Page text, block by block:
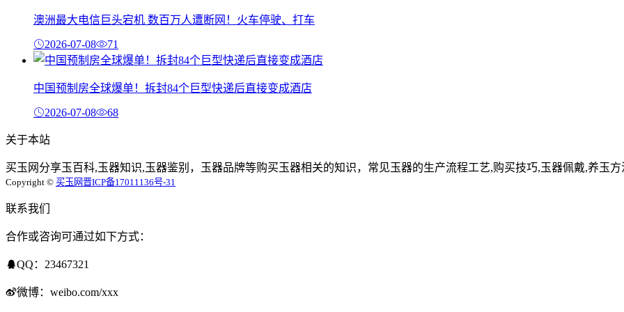
澳洲最大电信巨头宕机 数百万人遭断网！火车停驶、打车
2026-07-08 71
中国预制房全球爆单！拆封84个巨型快递后直接变成酒店
2026-07-08 68
关于本站
买玉网分享玉百科,玉器知识,玉器鉴别，玉器品牌等购买玉器相关的知识，常见玉器的生产流程工艺,购买技巧,玉器佩戴,养玉方
Copyright © 买玉网晋ICP备17011136号-31
联系我们
合作或咨询可通过如下方式：
QQ：23467321
微博：weibo.com/xxx